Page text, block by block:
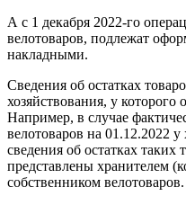
А с 1 декабря 2022-го
велотоваров, подлежат
накладными.
Сведения об остатках
хозяйствования, у которого
Например, в случае
велотоваров на 01.12.2022
сведения об остатках
представлены хранителем
собственником велотоваров.